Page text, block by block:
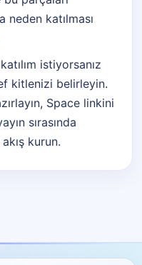
neden katılması
istiyorsanız
kitlenizi belirleyin.
Space linkini
sırasında
kurun.